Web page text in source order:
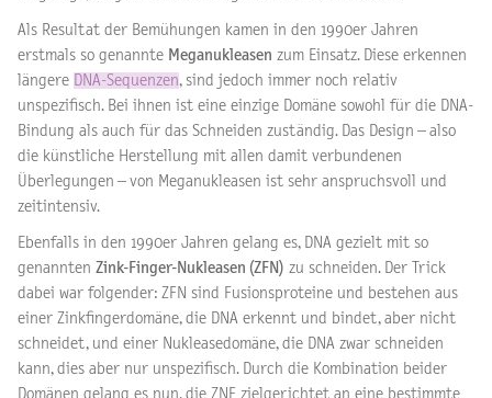
Als Resultat der Bemühungen kamen in den 1990er Jahren
erstmals so genannte Meganukleasen zum Einsatz. Diese erkennen
längere DNA-Sequenzen, sind jedoch immer noch relativ
unspezifisch. Bei ihnen ist eine einzige Domäne sowohl für die DNA-
Bindung als auch für das Schneiden zuständig. Das Design – also
die künstliche Herstellung mit allen damit verbundenen
Überlegungen – von Meganukleasen ist sehr anspruchsvoll und
zeitintensiv.
Ebenfalls in den 1990er Jahren gelang es, DNA gezielt mit so
genannten Zink-Finger-Nukleasen (ZFN) zu schneiden. Der Trick
dabei war folgender: ZFN sind Fusionsproteine und bestehen aus
einer Zinkfingerdomäne, die DNA erkennt und bindet, aber nicht
schneidet, und einer Nukleasedomäne, die DNA zwar schneiden
kann, dies aber nur unspezifisch. Durch die Kombination beider
Domänen gelang es nun, die ZNF zielgerichtet an eine bestimmte